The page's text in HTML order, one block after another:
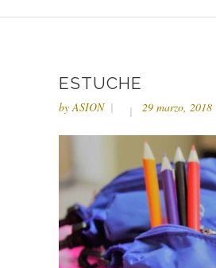
ESTUCHE
byASION 29 marzo, 2018